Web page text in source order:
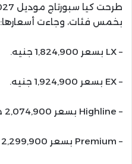
بخمس فئات، وجاءت أسعارها:
– LX بسعر 1,824,900 جنيه.
– EX بسعر 1,924,900 جنيه.
– Highline بسعر 2,074,900 جنيه.
– Premium بسعر 2,299,900 جنيه.